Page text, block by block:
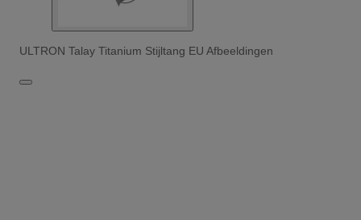
ULTRON Talay Titanium Stijltang EU Afbeeldingen